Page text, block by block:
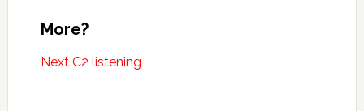
More?
Next C2 listening